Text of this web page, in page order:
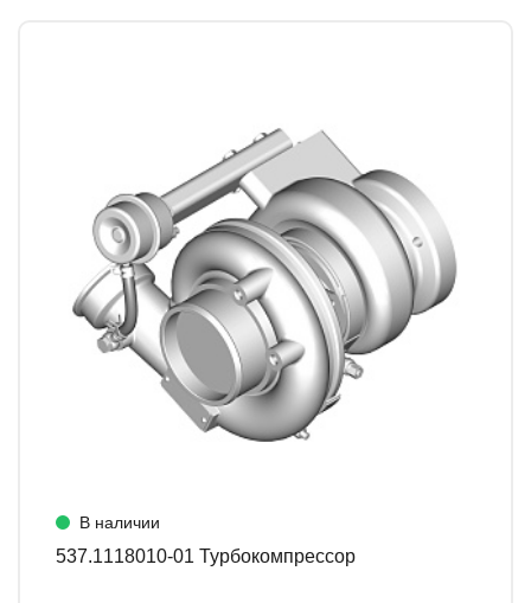
В наличии
537.1118010-01 Турбокомпрессор